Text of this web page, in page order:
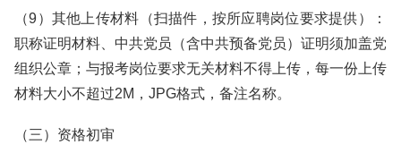
（9）其他上传材料（扫描件，按所应聘岗位要求提供）：
职称证明材料、中共党员（含中共预备党员）证明须加盖党
组织公章；与报考岗位要求无关材料不得上传，每一份上传
材料大小不超过2M，JPG格式，备注名称。
（三）资格初审